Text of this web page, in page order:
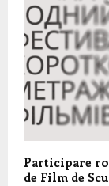
Participare
de Film de